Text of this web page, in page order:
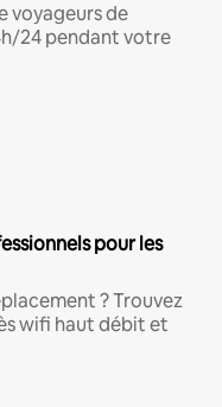
voyageurs de
24 pendant votre
pour les
? Trouvez
wifi haut débit et